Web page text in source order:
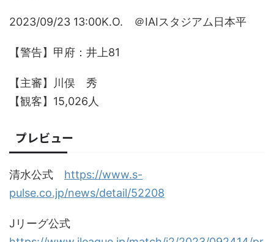
2023/09/23 13:00K.O. ＠IAIスタジアム日本平
【警告】甲府：井上81
【主審】川俣 秀
【観客】15,026人
プレビュー
清水公式 https://www.s-
pulse.co.jp/news/detail/52208
Jリーグ公式